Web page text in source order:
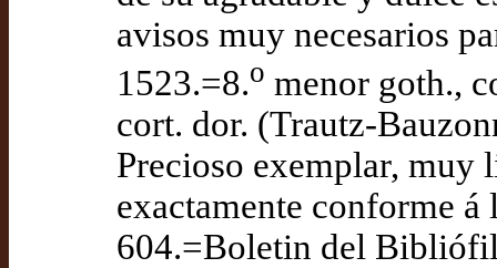
avisos muy necesarios
1523.=8.o menor goth.,
cort. dor. (Trautz-
Precioso exemplar, muy
exactamente conforme
604.=Boletin del